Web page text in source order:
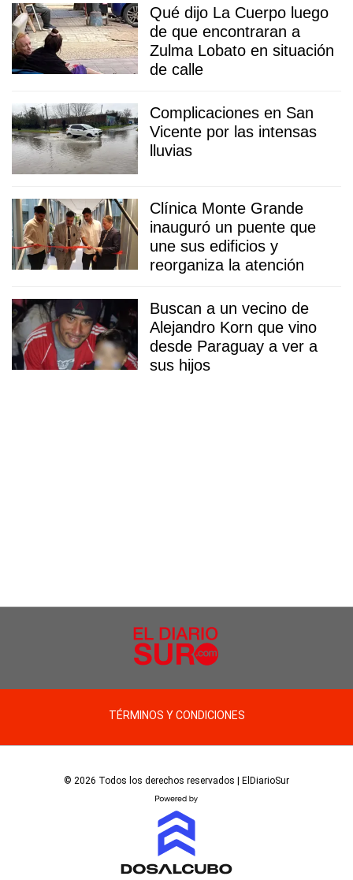
Qué dijo La Cuerpo luego
de que encontraran a
Zulma Lobato en situación
de calle
Complicaciones en San
Vicente por las intensas
lluvias
Clínica Monte Grande
inauguró un puente que
une sus edificios y
reorganiza la atención
Buscan a un vecino de
Alejandro Korn que vino
desde Paraguay a ver a
sus hijos
TÉRMINOS Y CONDICIONES
© 2026 Todos los derechos reservados | ElDiarioSur